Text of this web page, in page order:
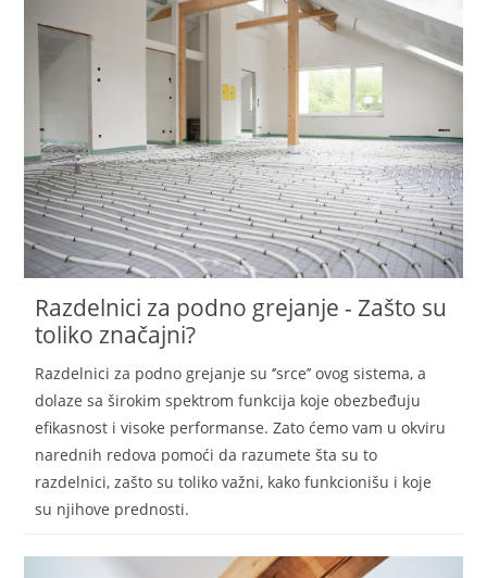
Razdelnici za podno grejanje - Zašto su
toliko značajni?
Razdelnici za podno grejanje su ‘’srce’’ ovog sistema, a
dolaze sa širokim spektrom funkcija koje obezbeđuju
efikasnost i visoke performanse. Zato ćemo vam u okviru
narednih redova pomoći da razumete šta su to
razdelnici, zašto su toliko važni, kako funkcionišu i koje
su njihove prednosti.